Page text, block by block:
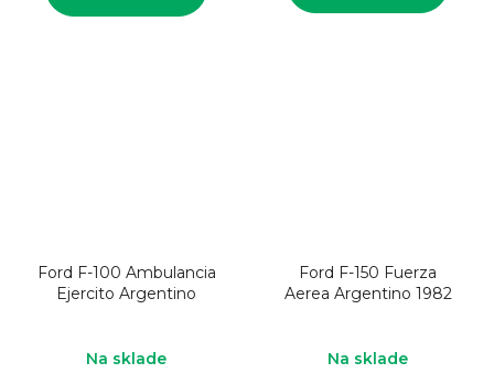
Ford F-100 Ambulancia
Ejercito Argentino
Na sklade
Ford F-150 Fuerza
Aerea Argentino 1982
Na sklade